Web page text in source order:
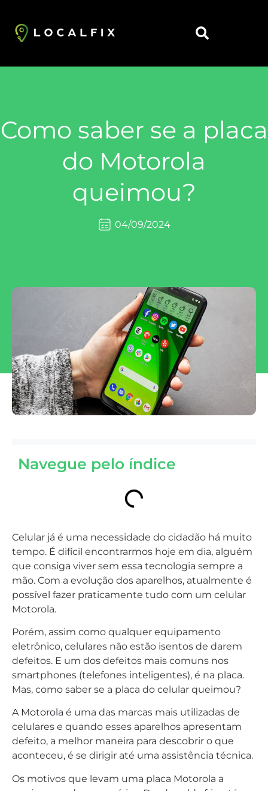
Como saber se a placa
do Motorola
queimou?
04/09/2024
Navegue pelo índice
Celular já é uma necessidade do cidadão há muito
tempo. É difícil encontrarmos hoje em dia, alguém
que consiga viver sem essa tecnologia sempre a
mão. Com a evolução dos aparelhos, atualmente é
possível fazer praticamente tudo com um celular
Motorola.
Porém, assim como qualquer equipamento
eletrônico, celulares não estão isentos de darem
defeitos. E um dos defeitos mais comuns nos
smartphones (telefones inteligentes), é na placa.
Mas, como saber se a placa do celular queimou?
A Motorola é uma das marcas mais utilizadas de
celulares e quando esses aparelhos apresentam
defeito, a melhor maneira para descobrir o que
aconteceu, é se dirigir até uma assistência técnica.
Os motivos que levam uma placa Motorola a